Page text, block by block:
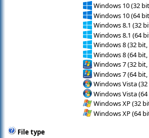
Windows 10 (32
Windows 10 (64
Windows 8.1 (32
Windows 8.1 (64
Windows 8 (32 bit,
Windows 8 (64 bit,
Windows 7 (32 bit,
Windows 7 (64 bit,
Windows Vista
Windows Vista
Windows XP (32
Windows XP (64
File type